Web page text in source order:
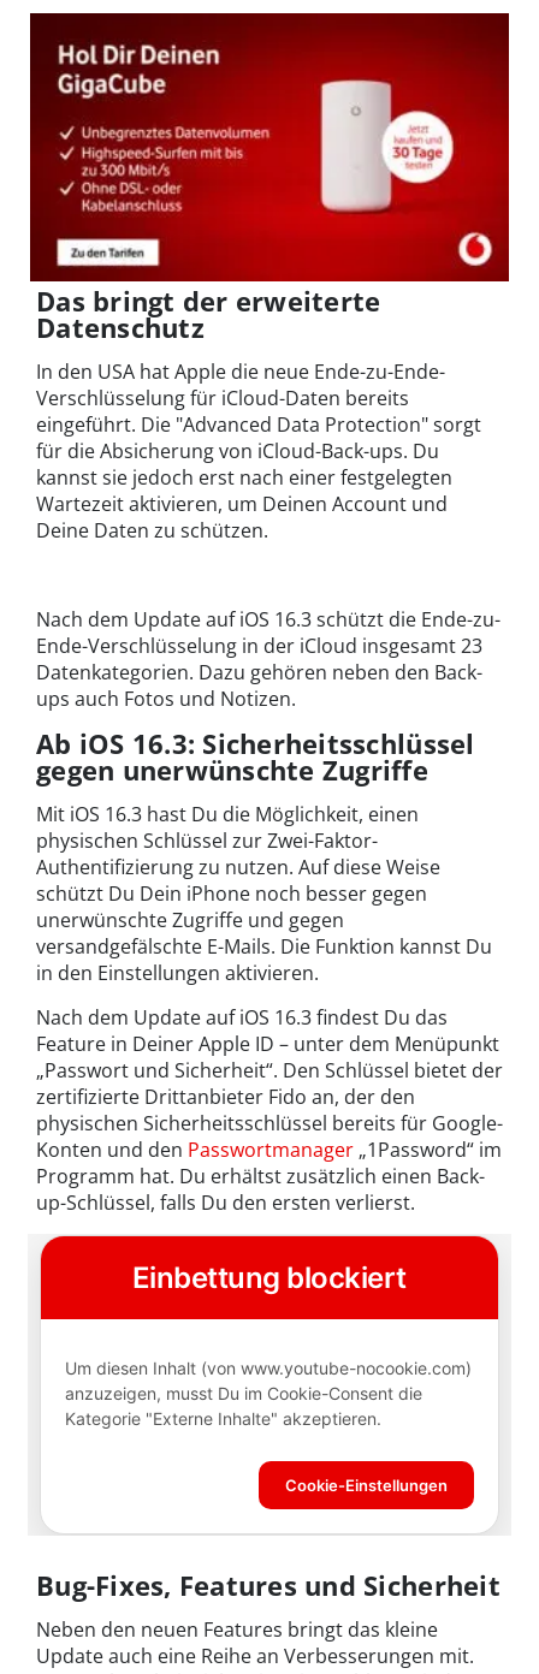
Das bringt der erweiterte
Datenschutz
In den USA hat Apple die neue Ende-zu-Ende-
Verschlüsselung für iCloud-Daten bereits
eingeführt. Die "Advanced Data Protection" sorgt
für die Absicherung von iCloud-Back-ups. Du
kannst sie jedoch erst nach einer festgelegten
Wartezeit aktivieren, um Deinen Account und
Deine Daten zu schützen.
Nach dem Update auf iOS 16.3 schützt die Ende-zu-
Ende-Verschlüsselung in der iCloud insgesamt 23
Datenkategorien. Dazu gehören neben den Back-
ups auch Fotos und Notizen.
Ab iOS 16.3: Sicherheitsschlüssel
gegen unerwünschte Zugriffe
Mit iOS 16.3 hast Du die Möglichkeit, einen
physischen Schlüssel zur Zwei-Faktor-
Authentifizierung zu nutzen. Auf diese Weise
schützt Du Dein iPhone noch besser gegen
unerwünschte Zugriffe und gegen
versandgefälschte E-Mails. Die Funktion kannst Du
in den Einstellungen aktivieren.
Nach dem Update auf iOS 16.3 findest Du das
Feature in Deiner Apple ID – unter dem Menüpunkt
„Passwort und Sicherheit“. Den Schlüssel bietet der
zertifizierte Drittanbieter Fido an, der den
physischen Sicherheitsschlüssel bereits für Google-
Konten und den Passwortmanager „1Password“ im
Programm hat. Du erhältst zusätzlich einen Back-
up-Schlüssel, falls Du den ersten verlierst.
Bug-Fixes, Features und Sicherheit
Neben den neuen Features bringt das kleine
Update auch eine Reihe an Verbesserungen mit.